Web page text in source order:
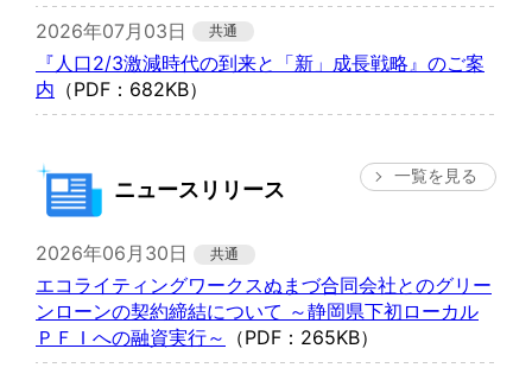
2026年07月03日
『人口2/3激減時代の到来と「新」成長戦略』のご案
内 （PDF：682KB）
一覧を見る
ニュースリリース
2026年06月30日
エコライティングワークスぬまづ合同会社とのグリー
ンローンの契約締結について ～静岡県下初ローカル
ＰＦＩへの融資実行～
（PDF：265KB）